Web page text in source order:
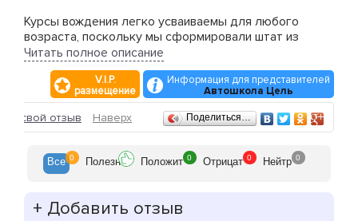
Курсы вождения легко усваиваемы для любого
возраста, поскольку мы сформировали штат из
профессиональных инструкторов и преподавателей.
Все они профессиональные водители с большим
педагогическим опытом вождения.
Читать полное описание
V.I.P.
размещение
Информация для представителей
Автошкола Цель
Отзывы
свой отзыв Наверх Поделиться…
Все 0 Полезн Положит 0 Отрицат 0 Нейтр 0
+ Добавить отзыв